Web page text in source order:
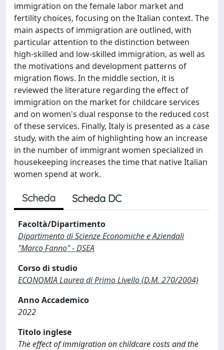
immigration on the female labor market and
fertility choices, focusing on the Italian context. The
main aspects of immigration are outlined, with
particular attention to the distinction between
high-skilled and low-skilled immigration, as well as
the motivations and development patterns of
migration flows. In the middle section, it is
reviewed the literature regarding the effect of
immigration on the market for childcare services
and on women's dual response to the reduced cost
of these services. Finally, Italy is presented as a case
study, with the aim of highlighting how an increase
in the number of immigrant women specialized in
housekeeping increases the time that native Italian
women spend at work.
Scheda Scheda DC
Facoltà/Dipartimento
Dipartimento di Scienze Economiche e Aziendali
"Marco Fanno" - DSEA
Corso di studio
ECONOMIA Laurea di Primo Livello (D.M. 270/2004)
Anno Accademico
2022
Titolo inglese
The effect of immigration on childcare costs and the